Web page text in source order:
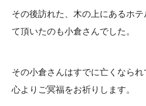
その後訪れた、木の上にあるホ
て頂いたのも小倉さんでした。
その小倉さんはすでに亡くなられ
心よりご冥福をお祈りします。